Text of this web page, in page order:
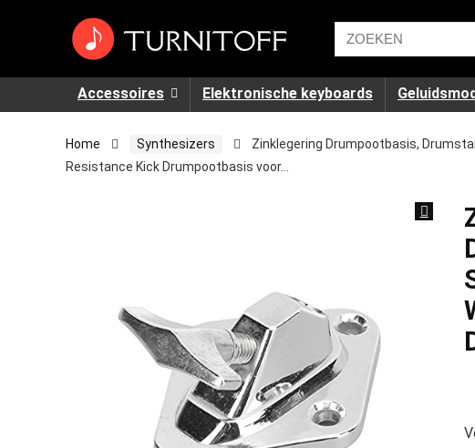
Accessoires Elektronische keyboards
Home Synthesizers
Zinklegering Drumpootbasis,
Resistance Kick Drumpootbasis voor…